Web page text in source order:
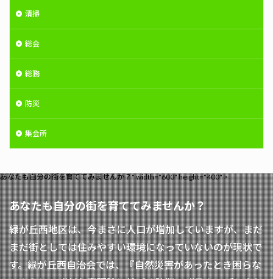
清掃
総会
総務
防災
集会所
あなたも自分の街を育ててみませんか？" width="600" height="400" >
あなたも自分の街を育ててみませんか？
緑が丘西地区は、今まさに人口が増加していますが、まだ
まだ街としては住みやすい環境になっていないのが現状で
す。緑が丘西自治会では、『自然災害があったとき困らな